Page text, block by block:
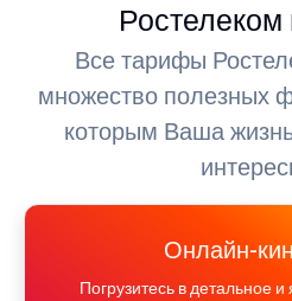
Все тарифы
множество полезных
которым Ваша
Онлайн-
Погрузитесь в детальное